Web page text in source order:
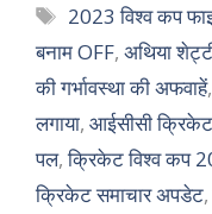
2023 विश्व कप
बनाम OFF, अथिया
की गर्भावस्था की अफवाहें,
लगाया, आईसीसी
पल,क्रिकेट विश्व कप
क्रिकेट समाचार अपडेट,